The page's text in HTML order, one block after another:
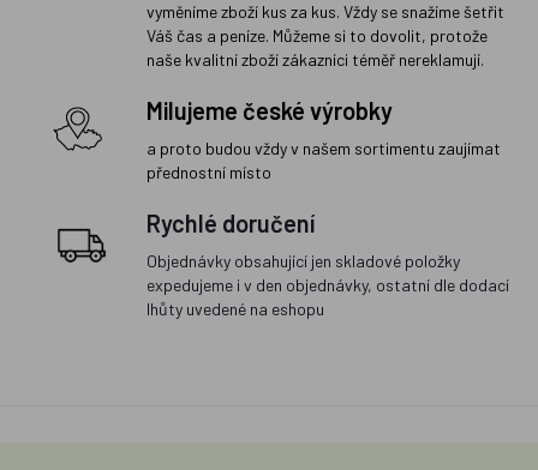
vyměníme zboží kus za kus. Vždy se snažíme šetřit
Váš čas a peníze. Můžeme si to dovolit, protože
naše kvalitní zboží zákazníci téměř nereklamují.
Milujeme české výrobky
a proto budou vždy v našem sortimentu zaujímat
přednostní místo
Rychlé doručení
Objednávky obsahující jen skladové položky
expedujeme i v den objednávky, ostatní dle dodací
lhůty uvedené na eshopu